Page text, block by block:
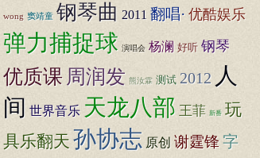
wong 窦靖童 钢琴曲 2011 翻唱· 优酷娱乐
弹力捕捉球 演唱会 杨澜 好听 钢琴
优质课 周润发 熊汝霖 测试 2012 人
间 世界音乐 天龙八部 王菲 新番 玩
具乐翻天 孙协志 原创 谢霆锋字